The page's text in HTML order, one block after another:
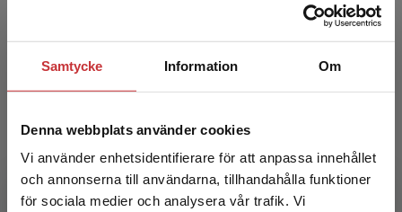
Samtycke Information Om
Denna webbplats använder cookies
Vi använder enhetsidentifierare för att anpassa innehållet
och annonserna till användarna, tillhandahålla funktioner
för sociala medier och analysera vår trafik. Vi